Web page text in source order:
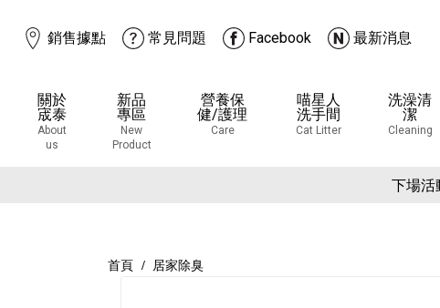
銷售據點 常見問題 Facebook 最新消息
關於
宬泰
About
us
新品
專區
New
Product
營養保
健/護理
Care
喵星人
洗手間
Cat Litter
洗澡清
潔
Cleaning
下場活
首頁 居家除臭